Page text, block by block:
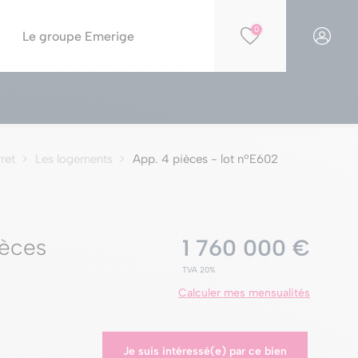
0
Nos résidences en construction
Simulation de capacité d'achat
Le groupe Emerige
Les logements App. 4 pièces - lot nºE602
1 760 000 €
TVA 20%
Calculer mes mensualités
Je suis intéressé(e) par ce bien